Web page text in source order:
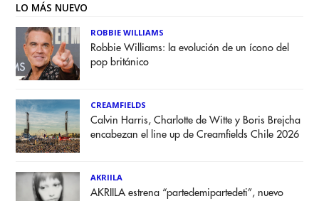
LO MÁS NUEVO
ROBBIE WILLIAMS
Robbie Williams: la evolución de un ícono del
pop británico
CREAMFIELDS
Calvin Harris, Charlotte de Witte y Boris Brejcha
encabezan el line up de Creamfields Chile 2026
AKRIILA
AKRIILA estrena “partedemipartedeti”, nuevo